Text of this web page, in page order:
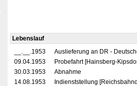
Lebenslauf
__.__.1953
Auslieferung an DR -
09.04.1953
Probefahrt [Hainsberg-
30.03.1953
Abnahme
14.08.1953
Indienststellung